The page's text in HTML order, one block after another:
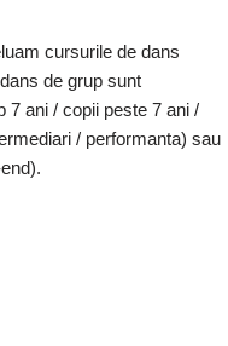
cursurile de dans
de grup sunt
7 ani / copii peste 7 ani /
/ performanta) sau